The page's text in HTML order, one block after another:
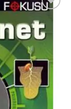
Sačuvaj
proizvod